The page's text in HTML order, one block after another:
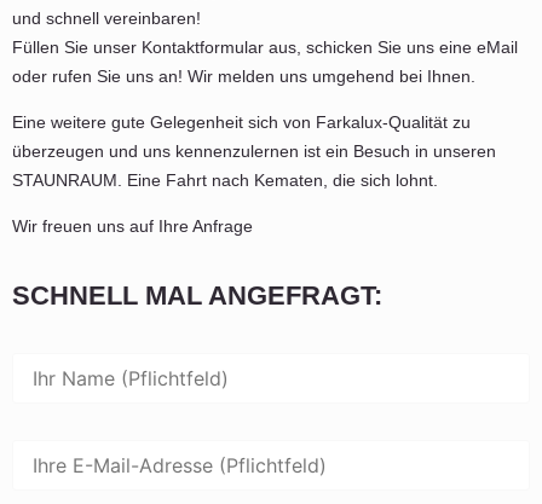
und schnell vereinbaren!
Füllen Sie unser Kontaktformular aus, schicken Sie uns eine eMail
oder rufen Sie uns an! Wir melden uns umgehend bei Ihnen.
Eine weitere gute Gelegenheit sich von Farkalux-Qualität zu
überzeugen und uns kennenzulernen ist ein Besuch in unseren
STAUNRAUM. Eine Fahrt nach Kematen, die sich lohnt.
Wir freuen uns auf Ihre Anfrage
SCHNELL MAL ANGEFRAGT: